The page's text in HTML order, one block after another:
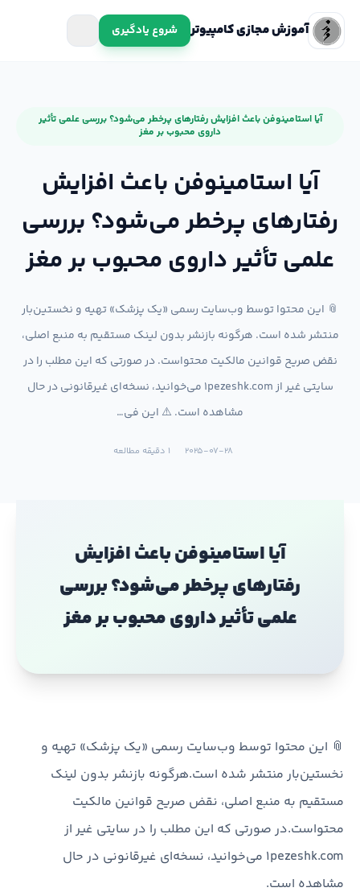
آموزش مجازی کامپیوتر شروع یادگیری
آیا استامینوفن باعث افزایش رفتارهای پرخطر می‌شود؟ بررسی علمی تأثیر
داروی محبوب بر مغز
آیا استامینوفن باعث افزایش
رفتارهای پرخطر می‌شود؟ بررسی
علمی تأثیر داروی محبوب بر مغز
📎 این محتوا توسط وب‌سایت رسمی «یک پزشک» تهیه و نخستین‌بار
منتشر شده است. هرگونه بازنشر بدون لینک مستقیم به منبع اصلی،
نقض صریح قوانین مالکیت محتواست. در صورتی که این مطلب را در
سایتی غیر از 1pezeshk.com می‌خوانید، نسخه‌ای غیرقانونی در حال
مشاهده است. ⚠️ این فی…
2025-07-28 1 دقیقه مطالعه
آیا استامینوفن باعث افزایش
رفتارهای پرخطر می‌شود؟ بررسی
علمی تأثیر داروی محبوب بر مغز
📎 این محتوا توسط وب‌سایت رسمی «یک پزشک» تهیه و
نخستین‌بار منتشر شده است.هرگونه بازنشر بدون لینک
مستقیم به منبع اصلی، نقض صریح قوانین مالکیت
محتواست.در صورتی که این مطلب را در سایتی غیر از
1pezeshk.com می‌خوانید، نسخه‌ای غیرقانونی در حال
مشاهده است.